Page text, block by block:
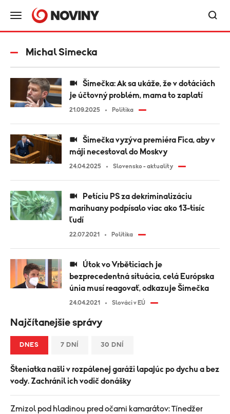
Michal Simecka
je účtovný problém, mama to zaplatí
21.09.2025 Politika
máji necestoval do Moskvy
24.04.2025 Slovensko - aktuality
marihuany podpísalo viac ako 13-tisíc
ľudí
22.07.2021 Politika
bezprecedentná situácia, celá Európska
únia musí reagovať, odkazuje Šimečka
24.04.2021 Slováci v EÚ
Najčítanejšie správy
DNES 7 DNÍ 30 DNÍ
Šteniatka našli v rozpálenej garáži lapajúc po dychu a bez
vody. Zachránil ich vodič donášky
Zmizol pod hladinou pred očami kamarátov: Tínedžer